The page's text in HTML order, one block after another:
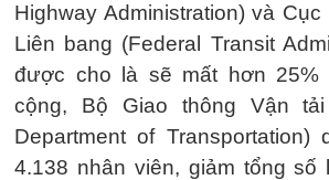
Highway Administration) và
Liên bang (Federal Transit
được cho là sẽ mất hơn 25%
cộng, Bộ Giao thông Vận
Department of
4.138 nhân viên, giảm tổng số